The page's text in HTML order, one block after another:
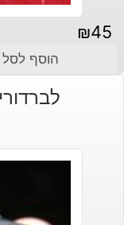
₪45
הוסף לסל